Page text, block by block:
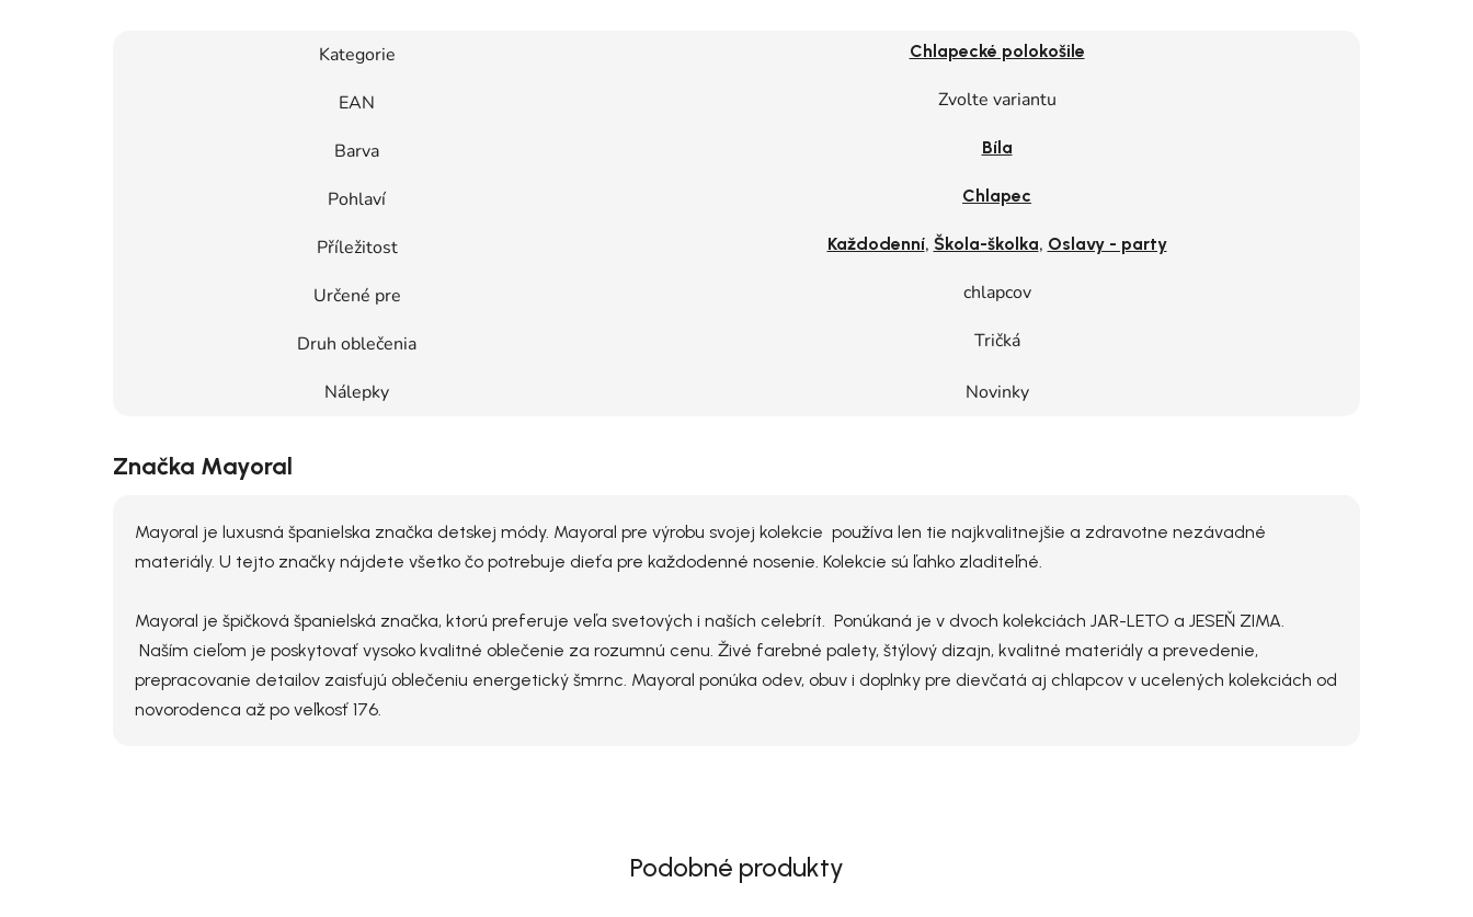
Kategorie Chlapecké polokošile
EAN Zvolte variantu
Barva Bíla
Pohlaví Chlapec
Příležitost Každodenní, Škola-školka, Oslavy - party
Určené pre chlapcov
Druh oblečenia Tričká
Nálepky Novinky
Značka Mayoral
Mayoral je luxusná španielska značka detskej módy. Mayoral pre výrobu svojej kolekcie používa len tie najkvalitnejšie a zdravotne nezávadné
materiály. U tejto značky nájdete všetko čo potrebuje dieťa pre každodenné nosenie. Kolekcie sú ľahko zladiteľné.
Mayoral je špičková španielská značka, ktorú preferuje veľa svetových i naších celebrít. Ponúkaná je v dvoch kolekciách JAR-LETO a JESEŇ ZIMA.
Naším cieľom je poskytovať vysoko kvalitné oblečenie za rozumnú cenu. Živé farebné palety, štýlový dizajn, kvalitné materiály a prevedenie,
prepracovanie detailov zaisťujú oblečeniu energetický šmrnc. Mayoral ponúka odev, obuv i doplnky pre dievčatá aj chlapcov v ucelených kolekciách od
novorodenca až po veľkosť 176.
Podobné produkty